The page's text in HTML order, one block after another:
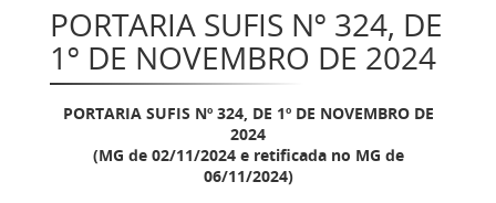
PORTARIA SUFIS Nº 324, DE
1º DE NOVEMBRO DE 2024
PORTARIA SUFIS Nº 324, DE 1º DE NOVEMBRO DE
2024
(MG de 02/11/2024 e retificada no MG de
06/11/2024)